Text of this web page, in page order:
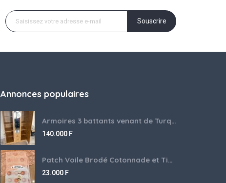
Souscrire
Annonces populaires
Armoires 3 battants venant de Turquie disponibles
140.000 F
Patch Voile Brodé Cotonnade et Tinu Minu de l’Inde ???????? ????
23.000 F